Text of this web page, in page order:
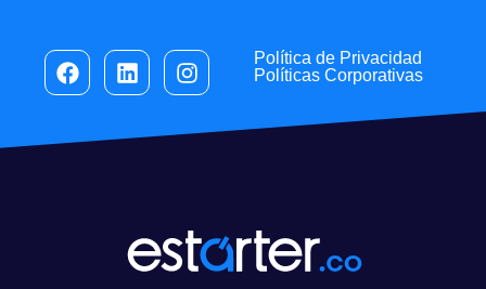
Política de Privacidad
Políticas Corporativas